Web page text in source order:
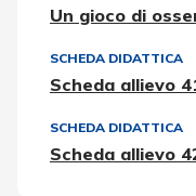
Un gioco di
SCHEDA DIDATTICA
Scheda allievo
SCHEDA DIDATTICA
Scheda allievo